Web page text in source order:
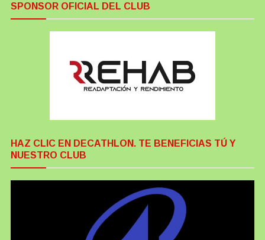
SPONSOR OFICIAL DEL CLUB
HAZ CLIC EN DECATHLON. TE BENEFICIAS TÚ Y
NUESTRO CLUB